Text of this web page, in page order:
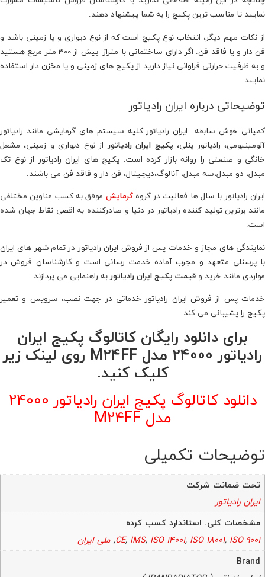
نمایید تا مناسب ترین پکیج را به شما پیشنهاد دهند.
از نکات مهم دیگر، انتخاب نوع پکیج است که از نوع دیواری و یا زمینی باشد و
فن دار و یا فاقد فن. اگر دارای ساختمانی با متراژ بیش از 300 متر مربع هستید
و به ظرفیت حرارتی فراوانی نیاز دارید از پکیج های زمینی و یا مخزن دار استفاده
نمایید.
توضیحاتی درباره ایران رادیاتور
کمپانی خوش سابقه ایران رادیاتور کلیه سیستم های گرمایشی مانند رادیاتور
آلومینیومی، رادیاتور پنلی، پکیج ایران رادیاتوراز نوع دیواری و زمینی، مشعل
خانگی و صنعتی را روانه بازار کرده است. پکیج های ایران رادیاتور از نوع تک
مبدل، دو مبدل،سه مبدل، آنالوگ،دیجیتال، فن دار و فاقد فن می باشند.
ایران رادیاتور با سال ها فعالیت در گروهگرمایش موفق به کسب عناوین مختلفی
مانند برترین تولید کننده رادیاتور در دنیا و صادرکننده به اقصی نقاط جهان شده
است.
نمایندگی های مجاز و خدمات پس از فروش ایران رادیاتور در تمام شهر های ایران
با پرسنلی متعهد و مجرب آماده خدمت رسانی است و کارشناسان فروش در
مواردی مانند خرید وقیمت پکیج ایران رادیاتوربه راهنمایی می پردازند.
خدمات پس از فروش ایران رادیاتور خدماتی در جهت نصب، سرویس و تعمیر
پکیج را پشیبانی می کند.
برای دانلود رایگان کاتالوگ پکیج ایران
رادیاتور 24000 مدل M24FF روی لینک زیر
کلیک کنید.
دانلود کاتالوگ پکیج ایران رادیاتور 24000
مدل M24FF
توضیحات تکمیلی
تحت ضمانت شرکت
ایران رادیاتور
مشخصات کلی. استاندارد کسب کرده
CE, IMS, ISO 14001, ISO 18001, ISO 9001
,ملی ایران
Brand